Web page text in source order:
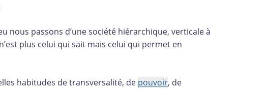
nous passons d’une société hiérarchique, verticale à
plus celui qui sait mais celui qui permet en
habitudes de transversalité, de pouvoir, de